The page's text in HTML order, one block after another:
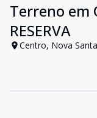
Terreno em
RESERVA
Centro, Nova